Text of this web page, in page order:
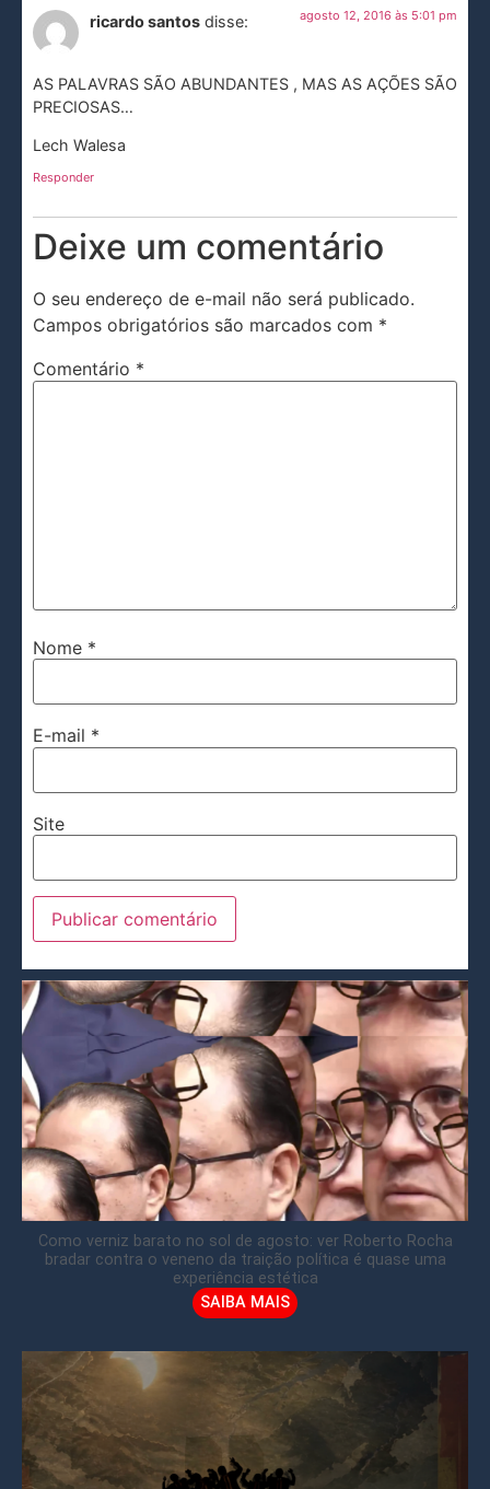
ricardo santos disse: agosto 12, 2016 às 5:01 pm
AS PALAVRAS SÃO ABUNDANTES , MAS AS AÇÕES SÃO
PRECIOSAS…
Lech Walesa
Responder
Deixe um comentário
O seu endereço de e-mail não será publicado.
Campos obrigatórios são marcados com *
Comentário *
Nome *
E-mail *
Site
Como verniz barato no sol de agosto: ver Roberto Rocha
bradar contra o veneno da traição política é quase uma
experiência estética
SAIBA MAIS